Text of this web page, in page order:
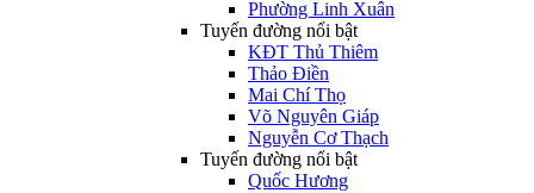
Phường Linh Xuân
Tuyến đường nổi bật
KĐT Thủ Thiêm
Thảo Điền
Mai Chí Thọ
Võ Nguyên Giáp
Nguyễn Cơ Thạch
Tuyến đường nổi bật
Quốc Hương